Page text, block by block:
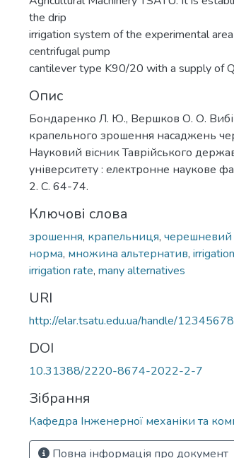
the drip
irrigation system of the experimental
centrifugal pump
cantilever type K90/20 with a supply of
Опис
Бондаренко Л. Ю., Вершков О. О.
крапельного зрошення насаджень
Науковий вісник Таврійського
університету : електронне наукове
2. C. 64-74.
Ключові слова
зрошення, крапельниця, черешневий
норма, множина альтернатив, irrigation
irrigation rate, many alternatives
URI
http://elar.tsatu.edu.ua/handle/
DOI
10.31388/2220-8674-2022-2-7
Зібрання
Кафедра Інженерної механіки та
Повна інформація про документ